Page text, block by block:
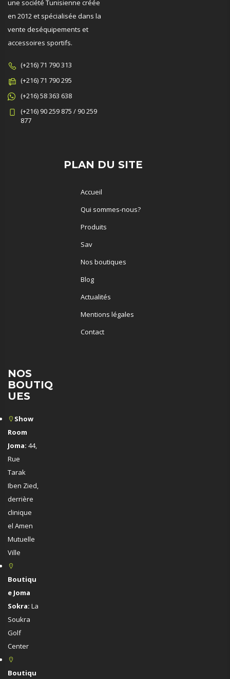
une société Tunisienne créée
en 2012 et spécialisée dans la
vente deséquipements et
accessoires sportifs.
(+216) 71 790 313
(+216) 71 790 295
(+216) 58 363 638
(+216) 90 259 875 / 90 259
877
PLAN DU SITE
Accueil
Qui sommes-nous?
Produits
Sav
Nos boutiques
Blog
Actualités
Mentions légales
Contact
NOS
BOUTIQ
UES
Show
Room
Joma: 44,
Rue
Tarak
Iben Zied,
derrière
clinique
el Amen
Mutuelle
Ville
Boutiqu
e Joma
Sokra: La
Soukra
Golf
Center
Boutiqu